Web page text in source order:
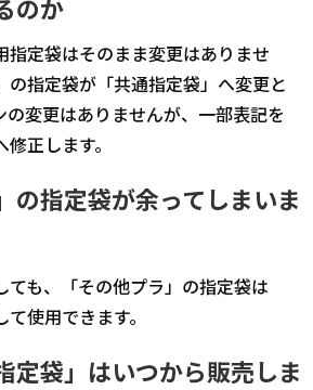
のか
指定袋はそのまま変更はありませ
の指定袋が「共通指定袋」へ変更と
の変更はありませんが、一部表記を
正します。
の指定袋が余ってしまいま
ても、「その他プラ」の指定袋は
て使用できます。
定袋」はいつから販売しま